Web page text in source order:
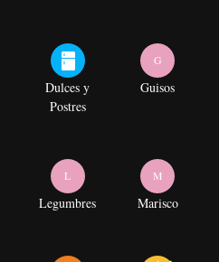
Dulces y
Postres
G
Guisos
L
Legumbres
M
Marisco